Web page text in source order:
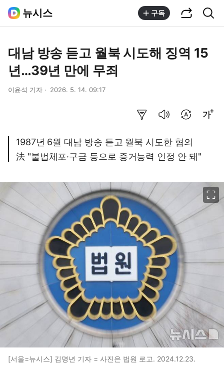
뉴시스 구독
대남 방송 듣고 월북 시도해 징역 15
년…39년 만에 무죄
이윤석 기자 2026. 5. 14. 09:17
1987년 6월 대남 방송 듣고 월북 시도한 혐의
法 "불법체포·구금 등으로 증거능력 인정 안 돼"
[서울=뉴시스] 김명년 기자 = 사진은 법원 로고. 2024.12.23.